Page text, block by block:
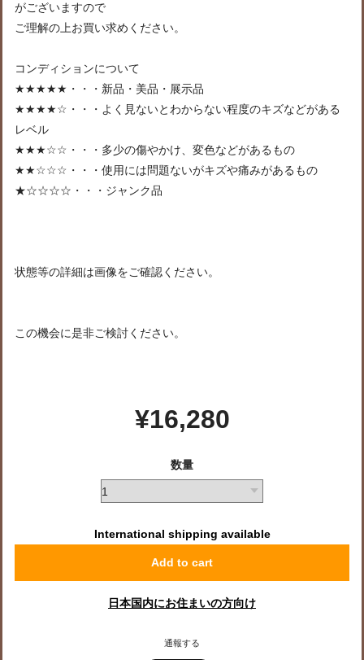
がございますので
ご理解の上お買い求めください。
コンディションについて
★★★★★・・・新品・美品・展示品
★★★★☆・・・よく見ないとわからない程度のキズなどがある
レベル
★★★☆☆・・・多少の傷やかけ、変色などがあるもの
★★☆☆☆・・・使用には問題ないがキズや痛みがあるもの
★☆☆☆☆・・・ジャンク品
状態等の詳細は画像をご確認ください。
この機会に是非ご検討ください。
¥16,280
数量
International shipping available
Add to cart
日本国内にお住まいの方向け
通報する